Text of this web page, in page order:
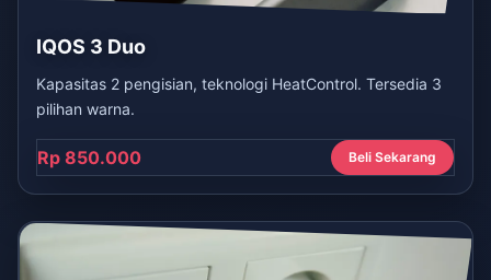
IQOS 3 Duo
Kapasitas 2 pengisian, teknologi HeatControl. Tersedia 3
pilihan warna.
Rp 850.000 Beli Sekarang